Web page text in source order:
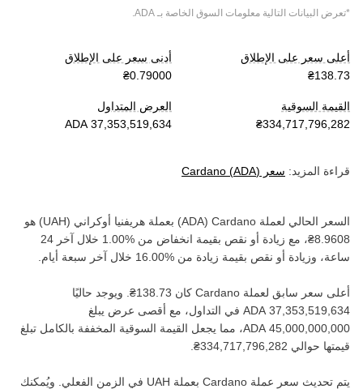
*تعرض البيانات التالية معلومات السوق الخاصة بـ ADA
.
أعلى سعر على الإطلاق
أدنى سعر على الإطلاق
القيمة السوقية
العرض المتداول
قراءة المزيد: سعر Cardano (ADA)
السعر الحالي لعملة ‏ Cardano
(‏
ADA) بعملة ‏ هريفنيا أوكراني (‏
UAH) هو
، مع زيادة أو نقص بقيمة ‏ انخفاض من ‏
خلال آخر 24
ساعة، وزيادة أو نقص بقيمة ‏ زيادة من ‏ خلال آخر سبعة أيام.
أعلى سعر سابق لعملة ‏ Cardano كان ‏
. ويوجد حاليًا
في التداول، مع أقصى عرض يبلغ
، مما يجعل القيمة السوقية المخففة بالكامل تبلغ
قيمتها حوالي ‏
يتم تحديث سعر عملة ‏ Cardano بعملة ‏ UAH في الزمن الفعلي. ويُمكنك